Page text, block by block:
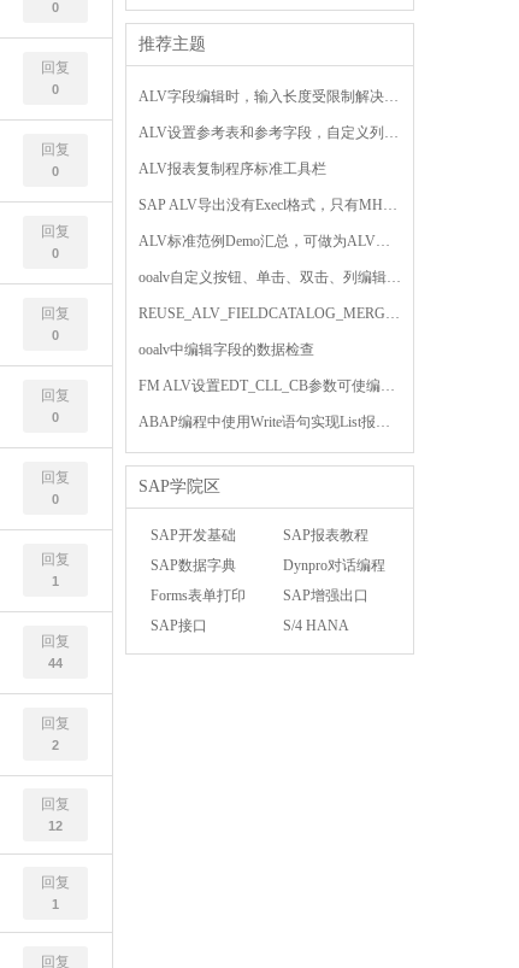
0
回复
0
回复
0
回复
0
回复
0
回复
0
回复
0
回复
1
回复
44
回复
2
回复
12
回复
1
回复
推荐主题
ALV字段编辑时，输入长度受限制解决方法
ALV设置参考表和参考字段，自定义列名称可能失效
ALV报表复制程序标准工具栏
SAP ALV导出没有Execl格式，只有MHTML格式
ALV标准范例Demo汇总，可做为ALV开发手册
ooalv自定义按钮、单击、双击、列编辑切换的事件用法
REUSE_ALV_FIELDCATALOG_MERGE函数用法
ooalv中编辑字段的数据检查
FM ALV设置EDT_CLL_CB参数可使编辑字段值更新内表
ABAP编程中使用Write语句实现List报表实例
SAP学院区
SAP开发基础
SAP报表教程
SAP数据字典
Dynpro对话编程
Forms表单打印
SAP增强出口
SAP接口
S/4 HANA